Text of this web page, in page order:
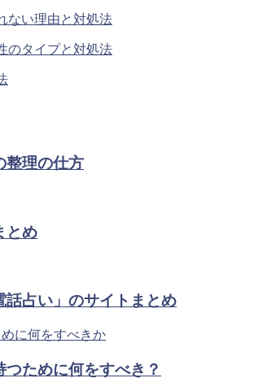
ない理由と対処法
のタイプと対処法
整理の仕方
とめ
占い」のサイトまとめ
ために何をすべき？